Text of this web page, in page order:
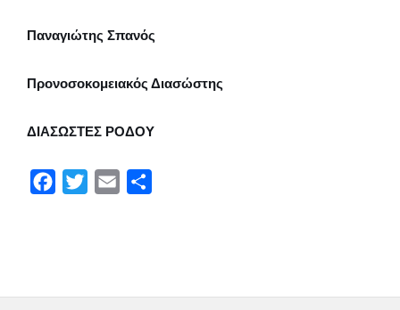
Παναγιώτης Σπανός
Προνοσοκομειακός Διασώστης
ΔΙΑΣΩΣΤΕΣ ΡΟΔΟΥ